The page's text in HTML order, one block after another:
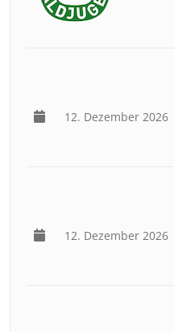
12. Dezember 2026
12. Dezember 2026